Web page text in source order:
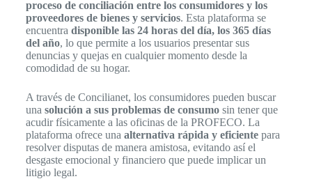
proceso de conciliación entre los consumidores y los
proveedores de bienes y servicios. Esta plataforma se
encuentra disponible las 24 horas del día, los 365 días
del año, lo que permite a los usuarios presentar sus
denuncias y quejas en cualquier momento desde la
comodidad de su hogar.
A través de Concilianet, los consumidores pueden buscar
una solución a sus problemas de consumosin tener que
acudir físicamente a las oficinas de la PROFECO. La
plataforma ofrece una alternativa rápida y eficientepara
resolver disputas de manera amistosa, evitando así el
desgaste emocional y financiero que puede implicar un
litigio legal.